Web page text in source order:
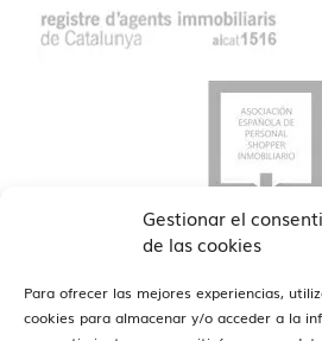
Gestionar el
de las cookies
Para ofrecer las mejores experiencias,
cookies para almacenar y/o acceder a la